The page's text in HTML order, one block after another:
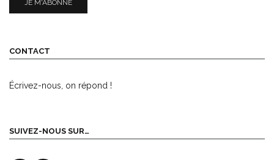
CONTACT
Écrivez-nous, on répond !
SUIVEZ-NOUS SUR…